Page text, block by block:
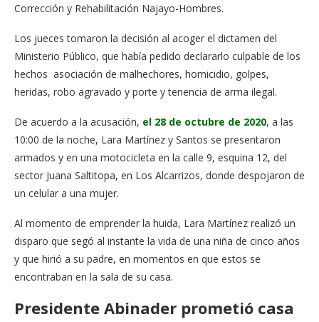
Corrección y Rehabilitación Najayo-Hombres.
Los jueces tomaron la decisión al acoger el dictamen del
Ministerio Público, que había pedido declararlo culpable de los
hechos asociación de malhechores, homicidio, golpes,
heridas, robo agravado y porte y tenencia de arma ilegal.
De acuerdo a la acusación, el 28 de octubre de 2020, a las
10:00 de la noche, Lara Martínez y Santos se presentaron
armados y en una motocicleta en la calle 9, esquina 12, del
sector Juana Saltitopa, en Los Alcarrizos, donde despojaron de
un celular a una mujer.
Al momento de emprender la huida, Lara Martínez realizó un
disparo que segó al instante la vida de una niña de cinco años
y que hirió a su padre, en momentos en que estos se
encontraban en la sala de su casa.
Presidente Abinader prometió casa